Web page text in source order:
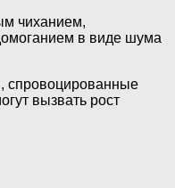
чиханием,
в виде шума
спровоцированные
вызвать рост